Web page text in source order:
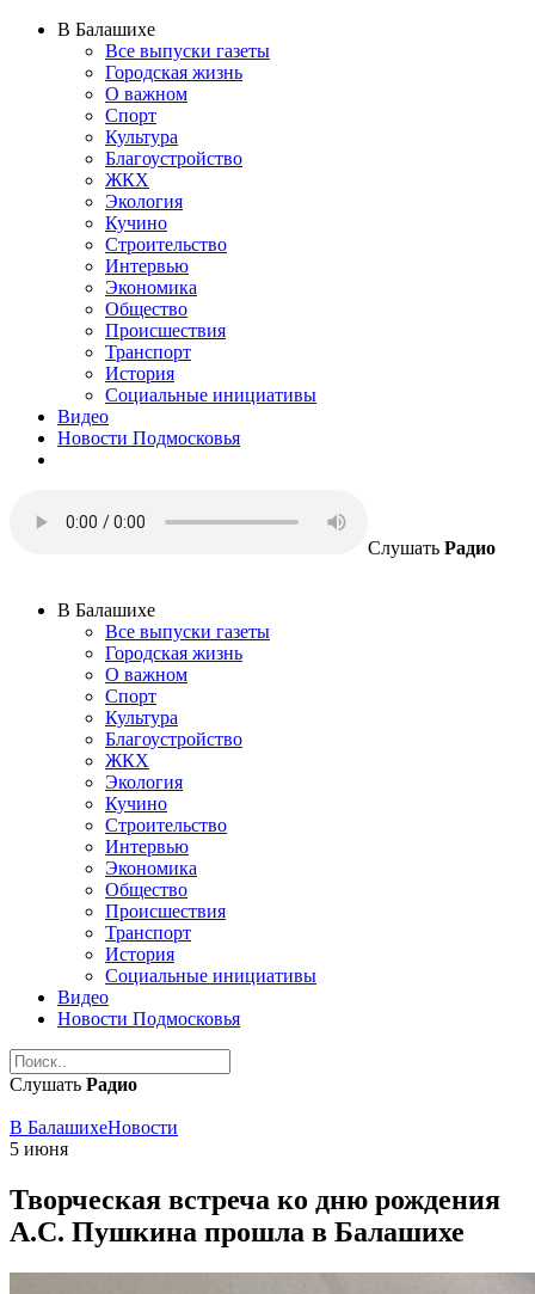
В Балашихе
Все выпуски газеты
Городская жизнь
О важном
Спорт
Культура
Благоустройство
ЖКХ
Экология
Кучино
Строительство
Интервью
Экономика
Общество
Происшествия
Транспорт
История
Социальные инициативы
Видео
Новости Подмосковья
Слушать Радио
В Балашихе
Все выпуски газеты
Городская жизнь
О важном
Спорт
Культура
Благоустройство
ЖКХ
Экология
Кучино
Строительство
Интервью
Экономика
Общество
Происшествия
Транспорт
История
Социальные инициативы
Видео
Новости Подмосковья
Слушать Радио
В БалашихеНовости
5 июня
Творческая встреча ко дню рождения
А.С. Пушкина прошла в Балашихе